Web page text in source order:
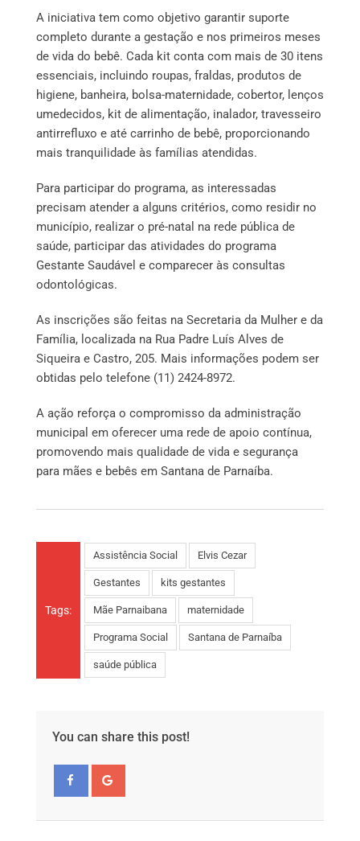
A iniciativa tem como objetivo garantir suporte
completo durante a gestação e nos primeiros meses
de vida do bebê. Cada kit conta com mais de 30 itens
essenciais, incluindo roupas, fraldas, produtos de
higiene, banheira, bolsa-maternidade, cobertor, lenços
umedecidos, kit de alimentação, inalador, travesseiro
antirrefluxo e até carrinho de bebê, proporcionando
mais tranquilidade às famílias atendidas.
Para participar do programa, as interessadas
precisam atender a alguns critérios, como residir no
município, realizar o pré-natal na rede pública de
saúde, participar das atividades do programa
Gestante Saudável e comparecer às consultas
odontológicas.
As inscrições são feitas na Secretaria da Mulher e da
Família, localizada na Rua Padre Luís Alves de
Siqueira e Castro, 205. Mais informações podem ser
obtidas pelo telefone (11) 2424-8972.
A ação reforça o compromisso da administração
municipal em oferecer uma rede de apoio contínua,
promovendo mais qualidade de vida e segurança
para mães e bebês em Santana de Parnaíba.
Tags:
Assistência Social Elvis Cezar
Gestantes kits gestantes
Mãe Parnaibana maternidade
Programa Social Santana de Parnaíba
saúde pública
You can share this post!